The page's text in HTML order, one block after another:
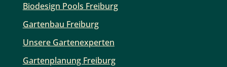
Biodesign Pools Freiburg
Gartenbau Freiburg
Unsere Gartenexperten
Gartenplanung Freiburg